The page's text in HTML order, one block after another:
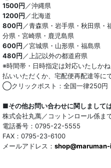
1500円 ／沖縄県
1200円 ／北海道
800円 ／青森県・岩手県・秋田県
分県・宮崎県・鹿児島県
600円 ／宮城県・山形県・福島県
480円 ／上記以外の都道府県
※時間帯・日時指定は対応いたしか
払いいただくか、宅配便再配達等に
◯クリックポスト：全国一律250円
■その他お問い合わせに関しまして
株式会社丸萬／コットンロール係ま
電話番号：0795-22-5555
FAX：0795-23-6100
メールアドレス：